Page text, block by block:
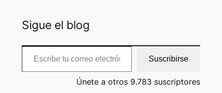
Sigue el blog
Escribe tu correo electrónico…
Suscribirse
Únete a otros 9.783 suscriptores